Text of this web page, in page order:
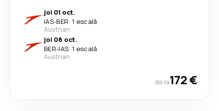
joi 01 oct.
IAS-BER· 1 escală
Austrian
joi 08 oct.
BER-IAS· 1 escală
Austrian
de la172 €